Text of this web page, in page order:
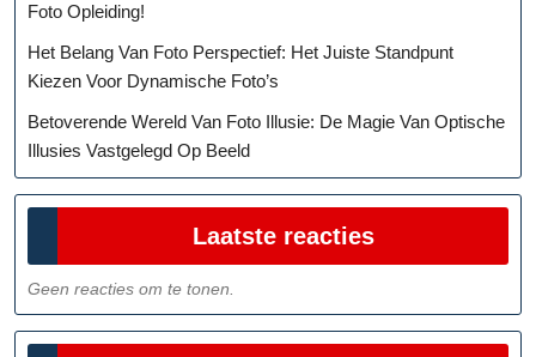
Foto Opleiding!
Het Belang Van Foto Perspectief: Het Juiste Standpunt
Kiezen Voor Dynamische Foto’s
Betoverende Wereld Van Foto Illusie: De Magie Van Optische
Illusies Vastgelegd Op Beeld
Laatste reacties
Geen reacties om te tonen.